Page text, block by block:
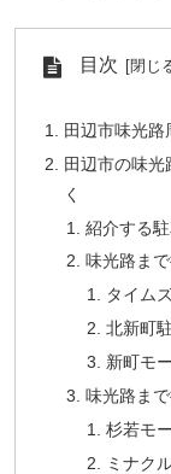
目次
田辺市味光
田辺市の味
く
紹介する
味光路ま
タイム
北新町
新町モ
味光路ま
杉若モ
ミナク